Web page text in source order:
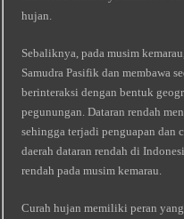
hujan.
Sebaliknya, pada musim
Samudra Pasifik dan membawa
berinteraksi dengan bentuk
pegunungan. Dataran rendah
sehingga terjadi penguapan dan
daerah dataran rendah di
rendah pada musim kemarau.
Curah hujan memiliki peran